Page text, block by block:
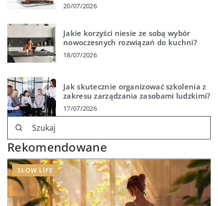
20/07/2026
Jakie korzyści niesie ze sobą wybór
nowoczesnych rozwiązań do kuchni?
18/07/2026
Jak skutecznie organizować szkolenia z
zakresu zarządzania zasobami ludzkimi?
17/07/2026
Rekomendowane
SLOW LIFE